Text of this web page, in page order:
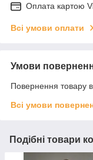
Оплата картою
Всі умови оплати
Умови
Повернення товару
Всі умови
Подібні товари